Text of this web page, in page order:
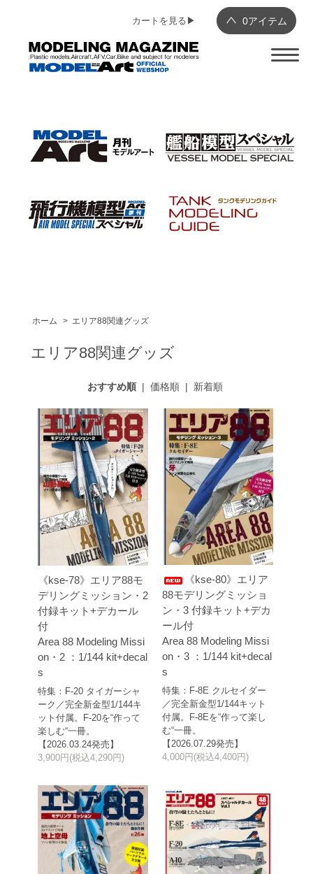
0アイテム
カートを見る▶︎
ホーム > エリア88関連グッズ
エリア88関連グッズ
おすすめ順 |価格順 | 新着順
《kse-78》エリア88モ
デリングミッション・2
付録キット+デカール
付
Area 88 Modeling Missi
on・2 ：1/144 kit+decal
s
特集：F-20 タイガーシャ
ーク／完全新金型1/144キ
ット付属。F-20を“作って
楽しむ“一冊。
【2026.03.24発売】
3,900円(税込4,290円)
《kse-80》エリア
88モデリングミッショ
ン・3 付録キット+デカ
ール付
Area 88 Modeling Missi
on・3 ：1/144 kit+decal
s
特集：F-8E クルセイダー
／完全新金型1/144キット
付属。F-8Eを“作って楽し
む“一冊。
【2026.07.29発売】
4,000円(税込4,400円)